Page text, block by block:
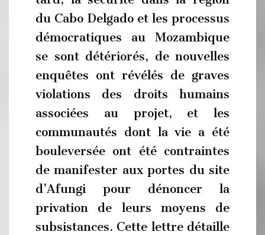
du Cabo Delgado et les processus
démocratiques au Mozambique
se sont détériorés, de nouvelles
enquêtes ont révélés de graves
violations des droits humains
associées au projet, et les
communautés dont la vie a été
bouleversée ont été contraintes
de manifester aux portes du site
d’Afungi pour dénoncer la
privation de leurs moyens de
subsistances. Cette lettre détaille